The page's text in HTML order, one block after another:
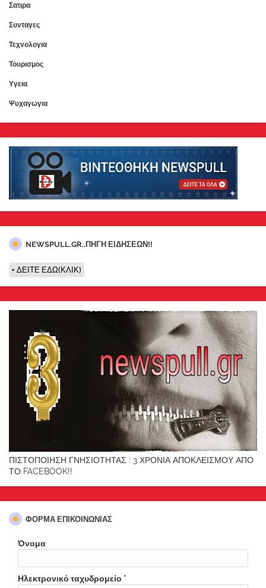
Σατιρα
Συνταγες
Τεχνολογια
Τουρισμος
Υγεια
Ψυχαγωγια
NEWSPULL.GR..ΠΗΓΗ ΕΙΔΗΣΕΩΝ!!
ΔΕΙΤΕ ΕΔΩ(ΚΛΙΚ)
ΠΙΣΤΟΠΟΙΗΣΗ ΓΝΗΣΙΟΤΗΤΑΣ : 3 ΧΡΟΝΙΑ ΑΠΟΚΛΕΙΣΜΟΥ ΑΠΟ
ΤΟ FACEBOOK!!
ΦΌΡΜΑ ΕΠΙΚΟΙΝΩΝΊΑΣ
Όνομα
Ηλεκτρονικό ταχυδρομείο *